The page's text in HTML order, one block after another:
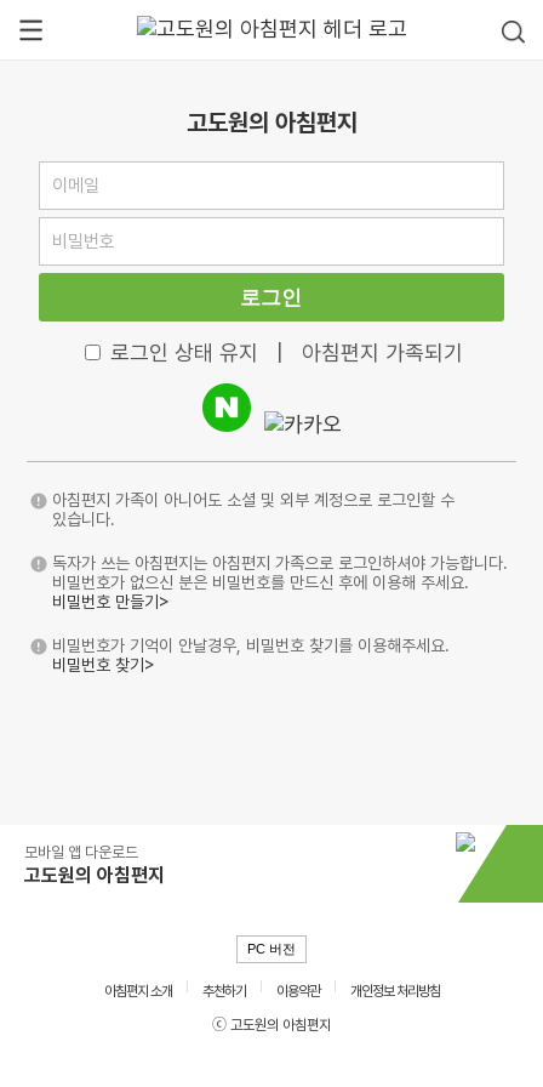
고도원의 아침편지
로그인
로그인 상태 유지 아침편지 가족되기
아침편지 가족이 아니어도 소셜 및 외부 계정으로 로그인할 수
있습니다.
독자가 쓰는 아침편지는 아침편지 가족으로 로그인하셔야 가능합니다.
비밀번호가 없으신 분은 비밀번호를 만드신 후에 이용해 주세요.
비밀번호 만들기>
비밀번호가 기억이 안날경우, 비밀번호 찾기를 이용해주세요.
비밀번호 찾기>
모바일 앱 다운로드
고도원의 아침편지
PC 버전
아침편지 소개 추천하기 이용약관
개인정보 처리방침
ⓒ 고도원의 아침편지